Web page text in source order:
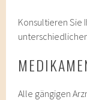
Konsultieren Sie
Alle gängigen